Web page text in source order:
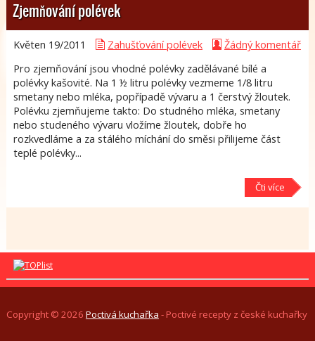
Zjemňování polévek
Květen 19/2011 Zahušťování polévek
Žádný komentář
Pro zjemňování jsou vhodné polévky zadělávané bílé a
polévky kašovité. Na 1 ½ litru polévky vezmeme 1/8 litru
smetany nebo mléka, popřípadě vývaru a 1 čerstvý žloutek.
Polévku zjemňujeme takto: Do studného mléka, smetany
nebo studeného vývaru vložíme žloutek, dobře ho
rozkvedláme a za stálého míchání do směsi přilijeme část
teplé polévky...
Čti více
Copyright © 2026 Poctivá kuchařka - Poctivé recepty z české kuchařky